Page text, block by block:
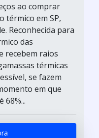
ao comprar
térmico em SP,
Reconhecida para
das
recebem raios
térmicas
se fazem
em que
68%...